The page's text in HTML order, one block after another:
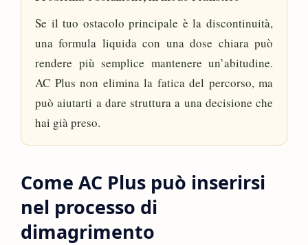
Se il tuo ostacolo principale è la discontinuità,
una formula liquida con una dose chiara può
rendere più semplice mantenere un’abitudine.
AC Plus non elimina la fatica del percorso, ma
può aiutarti a dare struttura a una decisione che
hai già preso.
Come AC Plus può inserirsi
nel processo di
dimagrimento